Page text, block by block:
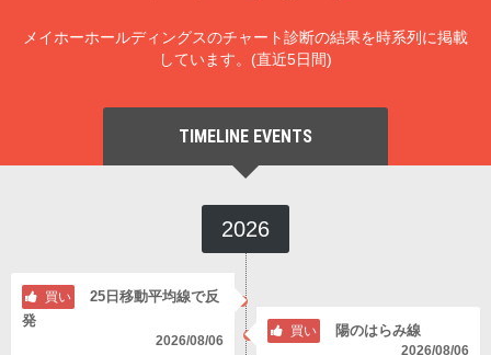
メイホーホールディングスのチャート診断の結果を時系列に掲載
しています。(直近5日間)
TIMELINE EVENTS
2026
買い
25日移動平均線で反
発
2026/08/06
買い 陽のはらみ線
2026/08/06